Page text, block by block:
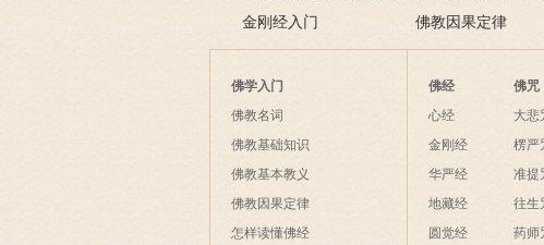
碰！
致在讲什么？
金刚经入门 佛教因果定律
佛学入门
佛教名词
佛教基础知识
佛教基本教义
佛教因果定律
怎样读懂佛经
佛经
心经
金刚经
华严经
地藏经
圆觉经
佛咒
大悲
楞严
准提
往生
药师